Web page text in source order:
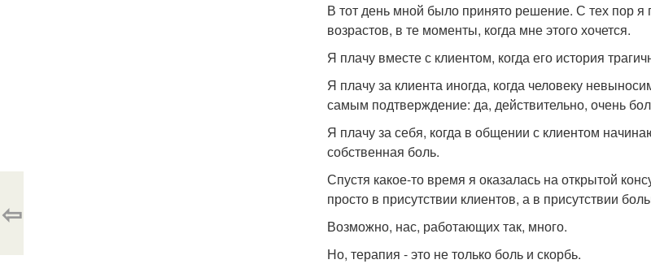
В тот день мной было принято решение. С тех пор
возрастов, в те моменты, когда мне этого хочется.
Я плачу вместе с клиентом, когда его история
Я плачу за клиента иногда, когда человеку
самым подтверждение: да, действительно, очень
Я плачу за себя, когда в общении с клиентом
собственная боль.
Спустя какое-то время я оказалась на открытой
просто в присутствии клиентов, а в присутствии
Возможно, нас, работающих так, много.
Но, терапия - это не только боль и скорбь.
⇦